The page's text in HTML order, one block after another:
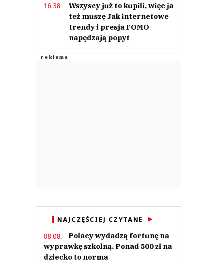
16:38
Wszyscy już to kupili, więc ja
też muszę Jak internetowe
trendy i presja FOMO
napędzają popyt
NAJCZĘŚCIEJ CZYTANE
08.08.
Polacy wydadzą fortunę na
wyprawkę szkolną. Ponad 500 zł na
dziecko to norma